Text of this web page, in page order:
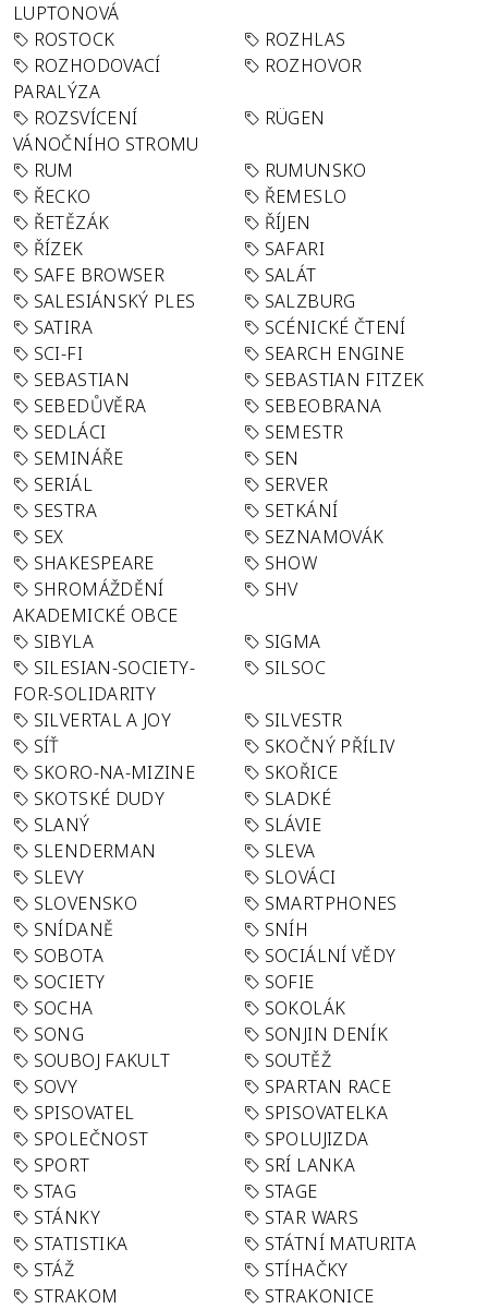
LUPTONOVÁ
ROSTOCK
ROZHLAS
ROZHODOVACÍ
PARALÝZA
ROZHOVOR
ROZSVÍCENÍ
VÁNOČNÍHO STROMU
RÜGEN
RUM
RUMUNSKO
ŘECKO
ŘEMESLO
ŘETĚZÁK
ŘÍJEN
ŘÍZEK
SAFARI
SAFE BROWSER
SALÁT
SALESIÁNSKÝ PLES
SALZBURG
SATIRA
SCÉNICKÉ ČTENÍ
SCI-FI
SEARCH ENGINE
SEBASTIAN
SEBASTIAN FITZEK
SEBEDŮVĚRA
SEBEOBRANA
SEDLÁCI
SEMESTR
SEMINÁŘE
SEN
SERIÁL
SERVER
SESTRA
SETKÁNÍ
SEX
SEZNAMOVÁK
SHAKESPEARE
SHOW
SHROMÁŽDĚNÍ
AKADEMICKÉ OBCE
SHV
SIBYLA
SIGMA
SILESIAN-SOCIETY-
FOR-SOLIDARITY
SILSOC
SILVERTAL A JOY
SILVESTR
SÍŤ
SKOČNÝ PŘÍLIV
SKORO-NA-MIZINE
SKOŘICE
SKOTSKÉ DUDY
SLADKÉ
SLANÝ
SLÁVIE
SLENDERMAN
SLEVA
SLEVY
SLOVÁCI
SLOVENSKO
SMARTPHONES
SNÍDANĚ
SNÍH
SOBOTA
SOCIÁLNÍ VĚDY
SOCIETY
SOFIE
SOCHA
SOKOLÁK
SONG
SONJIN DENÍK
SOUBOJ FAKULT
SOUTĚŽ
SOVY
SPARTAN RACE
SPISOVATEL
SPISOVATELKA
SPOLEČNOST
SPOLUJIZDA
SPORT
SRÍ LANKA
STAG
STAGE
STÁNKY
STAR WARS
STATISTIKA
STÁTNÍ MATURITA
STÁŽ
STÍHAČKY
STRAKOM
STRAKONICE